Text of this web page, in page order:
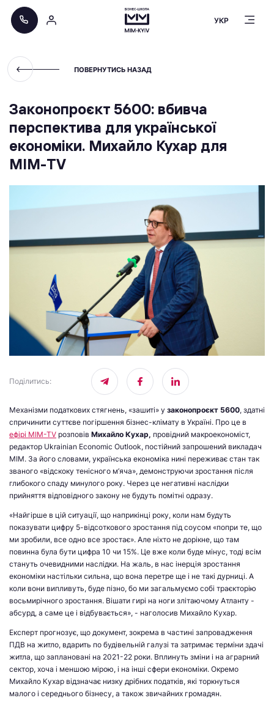
УКР
ПОВЕРНУТИСЬ НАЗАД
Законопроєкт 5600: вбивча
перспектива для української
економіки. Михайло Кухар для
МІМ-TV
Поділитись:
Механізми податкових стягнень, «зашиті» у законопроєкт 5600, здатні
спричинити суттєве погіршення бізнес-клімату в Україні. Про це в
ефірі MIM-TV розповів Михайло Кухар, провідний макроекономіст,
редактор Ukrainian Economic Outlook, постійний запрошений викладач
МІМ. За його словами, українська економіка нині переживає стан так
званого «відскоку тенісного м’яча», демонструючи зростання після
глибокого спаду минулого року. Через це негативні наслідки
прийняття відповідного закону не будуть помітні одразу.
«Найгірше в цій ситуації, що наприкінці року, коли нам будуть
показувати цифру 5-відсоткового зростання під соусом «попри те, що
ми зробили, все одно все зростає». Але ніхто не дорікне, що там
повинна була бути цифра 10 чи 15%. Це вже коли буде мінус, тоді всім
стануть очевидними наслідки. На жаль, в нас інерція зростання
економіки настільки сильна, що вона перетре ще і не такі дурниці. А
коли вони випливуть, буде пізно, бо ми загальмуємо собі траєкторію
восьмирічного зростання. Вішати гирі на ноги злітаючому Атланту -
абсурд, а саме це і відбувається», - наголосив Михайло Кухар.
Експерт прогнозує, що документ, зокрема в частині запровадження
ПДВ на житло, вдарить по будівельній галузі та затримає терміни здачі
житла, що заплановані на 2021-22 роки. Вплинуть зміни і на аграрний
сектор, хоча і меншою мірою, і на інші сфери економіки. Окремо
Михайло Кухар відзначає низку дрібних податків, які торкнуться
малого і середнього бізнесу, а також звичайних громадян.